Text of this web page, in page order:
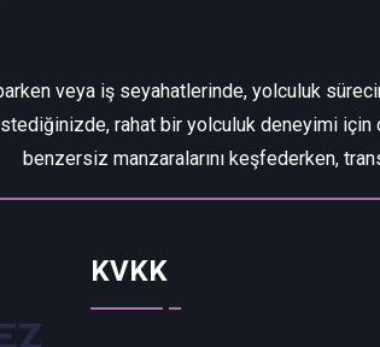
veya iş seyahatlerinde, yolculuk
rahat bir yolculuk deneyimi için
benzersiz manzaralarını keşfederken,
KVKK